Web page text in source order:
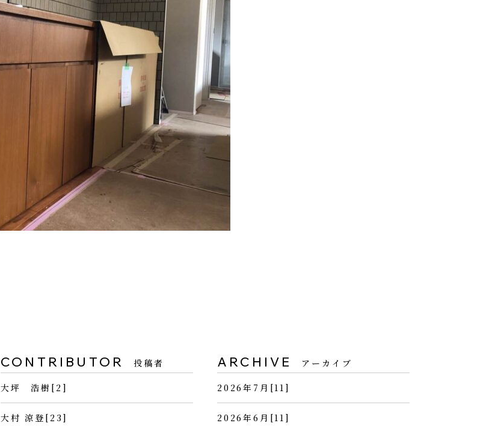
CONTRIBUTOR 投稿者
大坪 浩樹[2]
大村 涼登[23]
ARCHIVE アーカイブ
2026年7月[11]
2026年6月[11]